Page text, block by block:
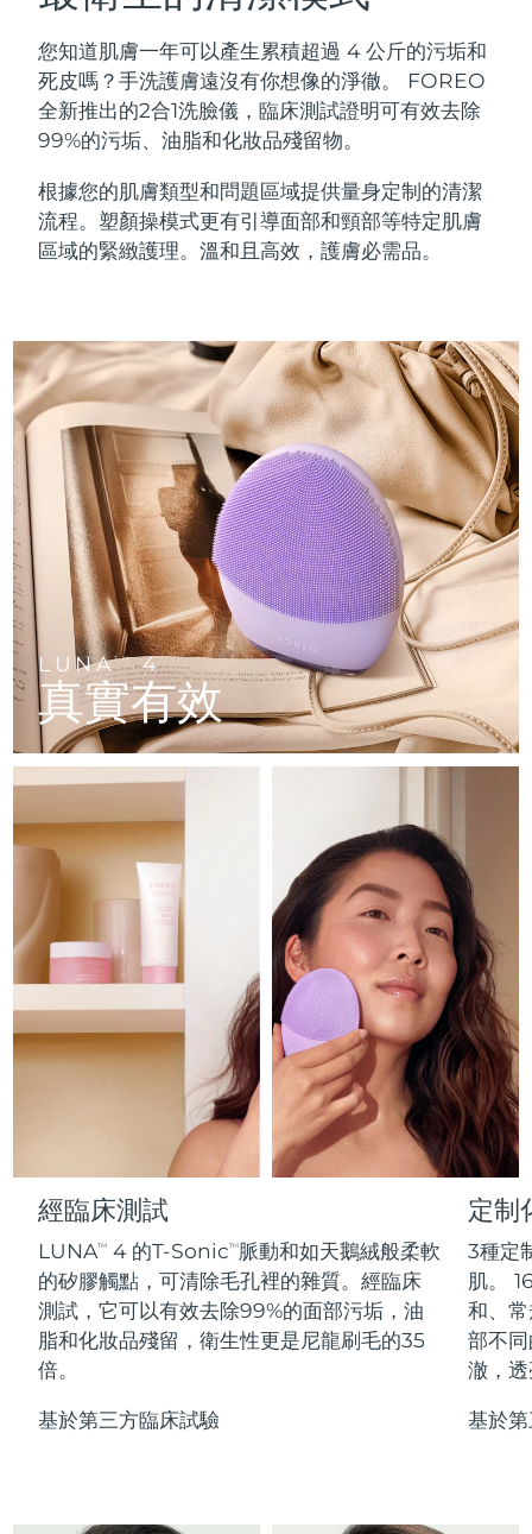
您知道肌膚一年可以產生累積超過 4 公斤的污垢和
死皮嗎？手洗護膚遠沒有你想像的淨徹。 FOREO
全新推出的2合1洗臉儀，臨床測試證明可有效去除
99%的污垢、油脂和化妝品殘留物。
根據您的肌膚類型和問題區域提供量身定制的清潔
流程。塑顏操模式更有引導面部和頸部等特定肌膚
區域的緊緻護理。溫和且高效，護膚必需品。
LUNATM4
真實有效
經臨床測試
LUNATM 4 的T-SonicTM脈動和如天鵝絨般柔軟
的矽膠觸點，可清除毛孔裡的雜質。經臨床
測試，它可以有效去除99%的面部污垢，油
脂和化妝品殘留，衛生性更是尼龍刷毛的35
倍。
基於第三方臨床試驗
定制
3種定
肌。
和、
部不
澈，
基於
面部清潔
LUNA™ 4 套裝
Anti-aging massage
LUNA™ 4 Plus
LUNA™ 4 Men
For men, anti-aging massage
LUNA™ 4 mini
For young skin, T-zone
LUNA™ 4 go
For travel or gym bag
LUNA™護膚
Premium cleansers & balm
LUNA™ 設備
All facial cleansing devices
緊致提拉
BEAR™ 2 套裝
Microcurrent toning
BEAR™ 2 go
BEAR™ 2 eyes & lips
Microcurrent line smoothing device
面部提拉護理
Premium anti-aging skincare
BEAR™ 設備
All premium facelift devices
補水保濕
UFO™ 3 套裝
UFO™ 3 LED
Near-infrared and red light therapy
device
UFO™ 3 mini
Red light therapy device for young skin
UFO™ 3 go
Portable red light therapy
面膜
Rejuvenation & hydration
UFO™ 設備
All deep facial hydration devices
口腔護理
issa™ 4
issa™ 4 plus
Smart hybrid silicone sonic toothbrush
issa™ 4 smile
Hybrid silicone sonic toothbrush
issa™ 4 baby
For ages 0-3
issa™ Teeth Whitening Set
ISSA™ 設備
All silicone sonic toothbrushes
抗老
FAQ™ 101
Clinical anti-aging
FAQ™ 102
Advanced clinical anti-aging
FAQ™ 103
Luxurious clinical anti-aging set
FAQ™ P1 Primer
Manuka honey primer
FAQ™護膚品
All FAQ™ skincare
FAQ™產品
All anti-aging treatments
LED 護理
NEW
FAQ™ 201
LED mask
FAQ™ 202
LED mask
FAQ™ 211
Anti-aging neck & décolleté LED mask
FAQ™ 221
Anti-aging LED hand mask
FAQ™護膚品
All FAQ™ skincare
FAQ™產品
All LED treatments
生髮
FAQ™ 301
LED hair strengthening scalp massager
FAQ™ Scalp Serum
Scalp recovery probiotic serum
FAQ™護膚品
All FAQ™ skincare
FAQ™產品
All hair treatments
肌膚年輕化
NEW
FAQ™ 501
Full-Spectrum Red Light Therapy
FAQ™ 502
Full-Spectrum Red Light Therapy
FAQ™ Red Light Serum
FAQ™ skincare
All FAQ™ skincare
FAQ™ products
All toning treatments
保健品
NEW
專業治療
脫毛
PEACH™ 2 Pro Max
Professional IPL hair removal device
PEACH™ 2
IPL hair removal
PEACH™ 2 go
Travel-friendly IPL hair removal
PEACH™ Cooling Prep Gel
身體護理
BEAR™ 2 body
Microcurrent body toning
LUNA™ 4 body
Massaging body brush
SUPERCHARGED™ serum
Firming body serum
ESPADA™ 2 plus
Recurring acne LED therapy
ESPADA™ 2
Acne treatment device
ESPADA™ Blemish Solution
眼部護理
BEAR™ 2 eyes & lips
Microcurrent line smoothing device
IRIS™ 2
Rejuvenating eye massager
眼部護膚
毛孔護理
KIWI™ derma
Diamond microdermabrasion .
Blackhead remover
LUNA™ 4 hair
2-in-1 LED scalp massager
LED light hairbrush
牙齒美白
NEW
issa™ Teeth Whitening Set
Dual LED + sonic device & 18% PAP gel
issa™ Teeth Whitening Gel
更多的
比利時 預計送達日期12/8/26
百慕達 預計送達日期
波士尼亞與赫塞哥維納 預計送達日期15/8/26
汶萊 預計送達日期
加拿大 預計送達日期16/8/26
智利 預計送達日期16/8/26
中國 預計送達日期 12/8/26
哥倫比亞 預計送達日期16/8/26
克羅埃西亞 預計送達日期12/8/26
賽普勒斯 預計送達日期13/8/26
捷克 預計送達日期
丹麥 預計送達日期12/8/26
芬蘭 預計送達日期 12/8/26
法國 預計送達日期12/8/26
法屬玻里尼西亞 預計送達日期 16/8/26
德國 預計送達日期 12/8/26
預計送達日期16/8/26
預計送達日期 12/8/26
中國香港特別行政區 13/8/26
匈牙利 預計送達日期12/8/26
冰島 預計送達日期 13/8/26
印尼 10/8/26
愛爾蘭 12/8/26